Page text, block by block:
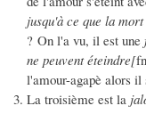
jusqu'à ce que la
? On l'a vu, il est une
ne peuvent éteindre[
l'amour-agapè alors il
La troisième est la